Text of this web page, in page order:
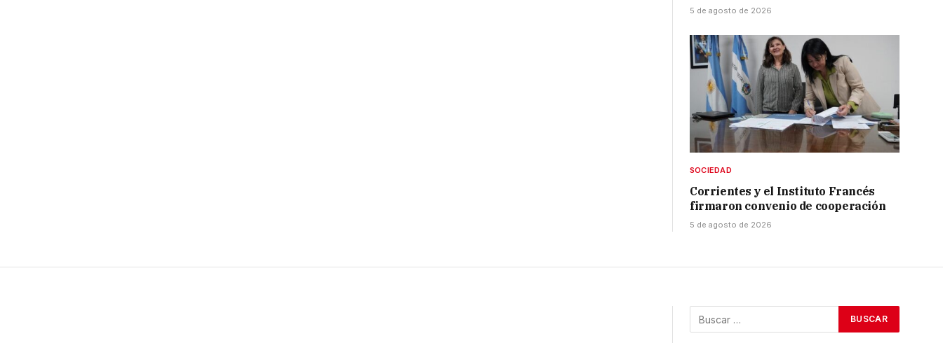
5 de agosto de 2026
SOCIEDAD
Corrientes y el Instituto Francés
firmaron convenio de cooperación
5 de agosto de 2026